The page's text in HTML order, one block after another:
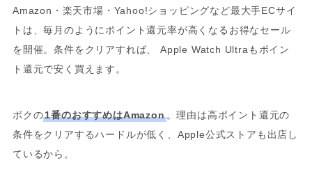
Amazon・楽天市場・Yahoo!ショッピングなど最大手ECサイ
トは、毎月のようにポイント還元率が高くなるお得なセール
を開催。条件をクリアすれば、 Apple Watch Ultraもポイン
ト還元で安く買えます。
ボクの1番のおすすめはAmazon。理由は高ポイント還元の
条件をクリアするハードルが低く、Apple公式ストアも出店し
ているから。